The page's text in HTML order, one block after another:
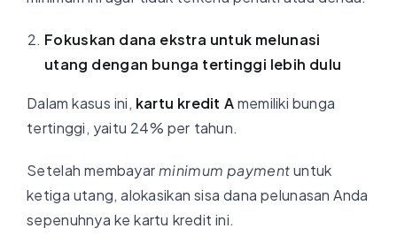
Fokuskan dana ekstra untuk melunasi
utang dengan bunga tertinggi lebih dulu
Dalam kasus ini, kartu kredit Amemiliki bunga
tertinggi, yaitu 24% per tahun.
Setelah membayarminimum paymentuntuk
ketiga utang, alokasikan sisa dana pelunasan Anda
sepenuhnya ke kartu kredit ini.